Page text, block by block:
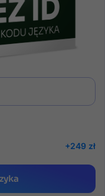
+249 zł